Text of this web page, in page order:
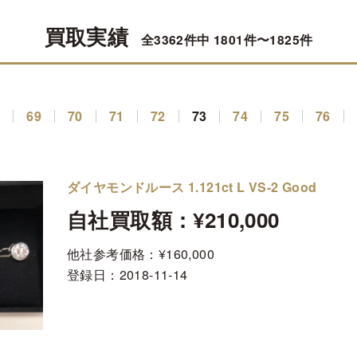
買取実績 全3362件中 1801件〜1825件
69 70 71 72 73 74 75 76
ダイヤモンドルース 1.121ct L VS-2 Good
自社買取額：¥210,000
他社参考価格：¥160,000
登録日： 2018-11-14